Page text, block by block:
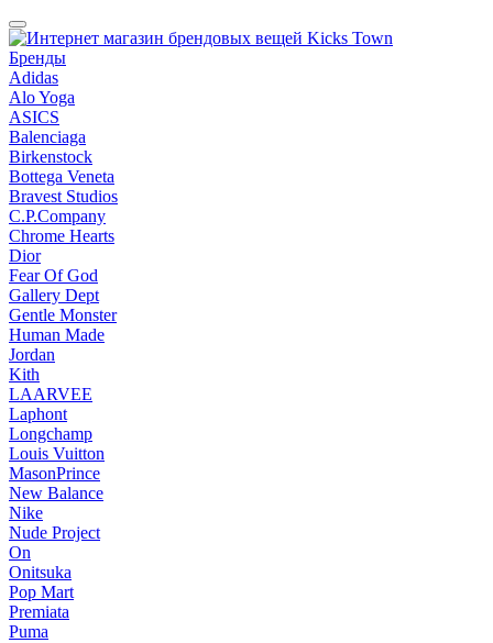
Бренды
Adidas
Alo Yoga
ASICS
Balenciaga
Birkenstock
Bottega Veneta
Bravest Studios
C.P.Company
Chrome Hearts
Dior
Fear Of God
Gallery Dept
Gentle Monster
Human Made
Jordan
Kith
LAARVEE
Laphont
Longchamp
Louis Vuitton
MasonPrince
New Balance
Nike
Nude Project
On
Onitsuka
Pop Mart
Premiata
Puma